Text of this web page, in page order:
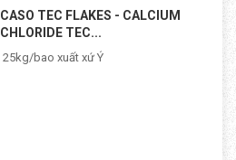
CASO TEC FLAKES - CALCIUM
CHLORIDE TEC...
25kg/bao xuất xứ Ý